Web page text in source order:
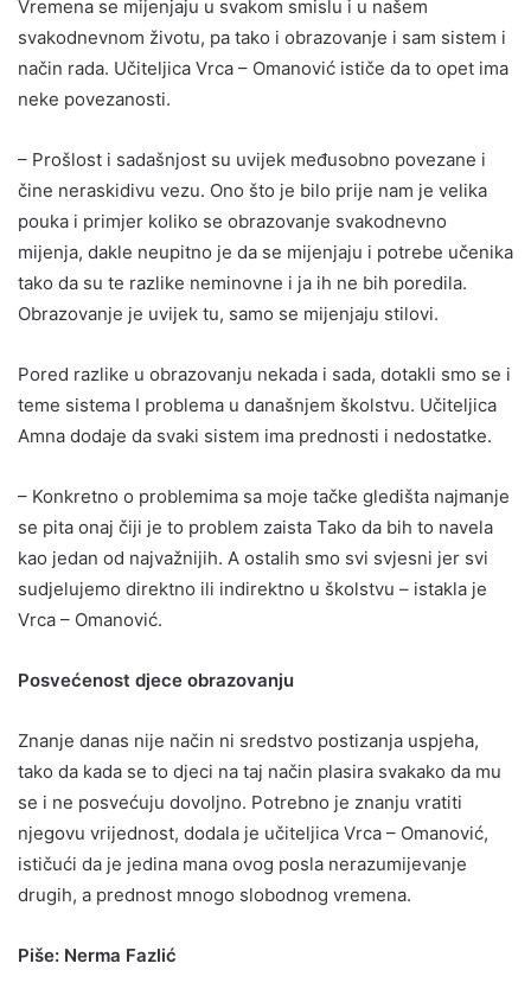
Vremena se mijenjaju u svakom smislu i u našem
svakodnevnom životu, pa tako i obrazovanje i sam sistem i
način rada. Učiteljica Vrca – Omanović ističe da to opet ima
neke povezanosti.
– Prošlost i sadašnjost su uvijek međusobno povezane i
čine neraskidivu vezu. Ono što je bilo prije nam je velika
pouka i primjer koliko se obrazovanje svakodnevno
mijenja, dakle neupitno je da se mijenjaju i potrebe učenika
tako da su te razlike neminovne i ja ih ne bih poredila.
Obrazovanje je uvijek tu, samo se mijenjaju stilovi.
Pored razlike u obrazovanju nekada i sada, dotakli smo se i
teme sistema I problema u današnjem školstvu. Učiteljica
Amna dodaje da svaki sistem ima prednosti i nedostatke.
– Konkretno o problemima sa moje tačke gledišta najmanje
se pita onaj čiji je to problem zaista Tako da bih to navela
kao jedan od najvažnijih. A ostalih smo svi svjesni jer svi
sudjelujemo direktno ili indirektno u školstvu – istakla je
Vrca – Omanović.
Posvećenost djece obrazovanju
Znanje danas nije način ni sredstvo postizanja uspjeha,
tako da kada se to djeci na taj način plasira svakako da mu
se i ne posvećuju dovoljno. Potrebno je znanju vratiti
njegovu vrijednost, dodala je učiteljica Vrca – Omanović,
ističući da je jedina mana ovog posla nerazumijevanje
drugih, a prednost mnogo slobodnog vremena.
Piše: Nerma Fazlić